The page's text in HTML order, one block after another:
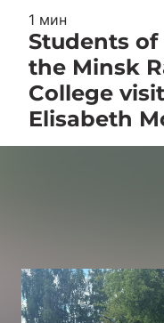
1 мин
Students of
the Minsk
College
Elisabeth